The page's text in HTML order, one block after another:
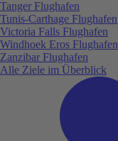
Tanger Flughafen
Tunis-Carthage Flughafen
Victoria Falls Flughafen
Windhoek Eros Flughafen
Zanzibar Flughafen
Alle Ziele im Überblick